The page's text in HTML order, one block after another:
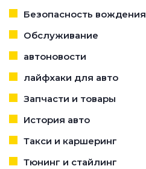
Безопасность вождения
Обслуживание
автоновости
лайфхаки для авто
Запчасти и товары
История авто
Такси и каршеринг
Тюнинг и стайлинг